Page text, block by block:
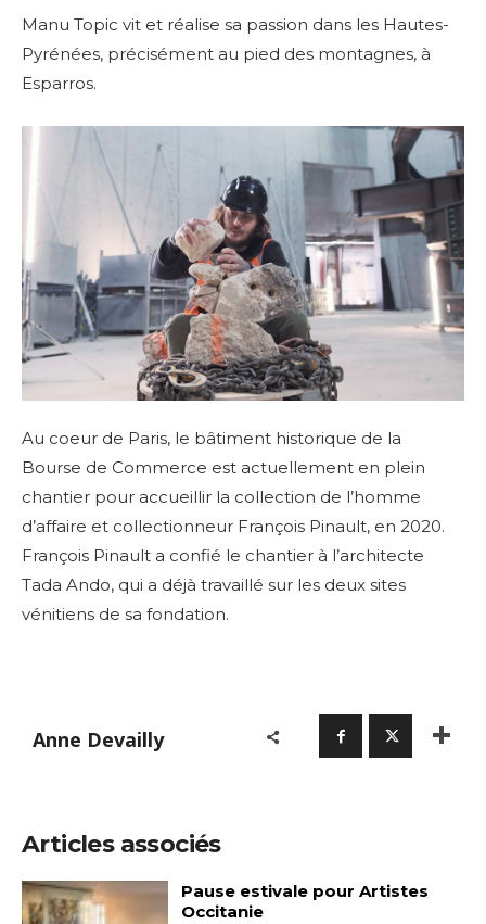
Manu Topic vit et réalise sa passion dans les Hautes-
Pyrénées, précisément au pied des montagnes, à
Esparros.
Au coeur de Paris, le bâtiment historique de la
Bourse de Commerce est actuellement en plein
chantier pour accueillir la collection de l’homme
d’affaire et collectionneur François Pinault, en 2020.
François Pinault a confié le chantier à l’architecte
Tada Ando, qui a déjà travaillé sur les deux sites
vénitiens de sa fondation.
Anne Devailly
Articles associés
Pause estivale pour Artistes
Occitanie